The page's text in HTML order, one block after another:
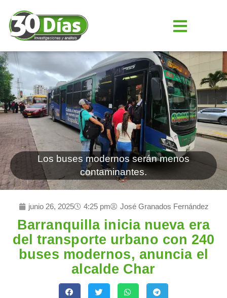
Los buses modernos serán menos
contaminantes.
junio 26, 2025 4:25 pm José Granados Fernández
Barranquilla inicia nueva era
del transporte urbano con 240
buses modernos, anuncia el
alcalde Char